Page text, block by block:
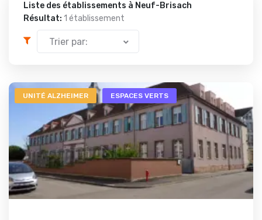
Liste des établissements à Neuf-Brisach
Résultat: 1 établissement
Trier par:
UNITÉ ALZHEIMER ESPACES VERTS